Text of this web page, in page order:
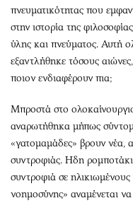
πνευματικότητας που
στην ιστορία της
ύλης και πνεύματος. Αυτή
εξαντλήθηκε τόσους
ποιον ενδιαφέρουν πια;
Μπροστά στο
αναρωτήθηκα μήπως
«γατομαμάδες» βρουν νέα,
συντροφιάς. Ηδη
συντροφιά σε
νοημοσύνης» αναμένεται